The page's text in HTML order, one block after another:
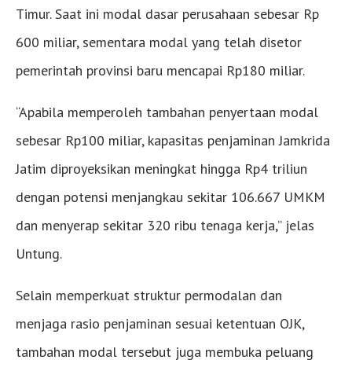
Timur. Saat ini modal dasar perusahaan sebesar Rp
600 miliar, sementara modal yang telah disetor
pemerintah provinsi baru mencapai Rp180 miliar.
“Apabila memperoleh tambahan penyertaan modal
sebesar Rp100 miliar, kapasitas penjaminan Jamkrida
Jatim diproyeksikan meningkat hingga Rp4 triliun
dengan potensi menjangkau sekitar 106.667 UMKM
dan menyerap sekitar 320 ribu tenaga kerja,” jelas
Untung.
Selain memperkuat struktur permodalan dan
menjaga rasio penjaminan sesuai ketentuan OJK,
tambahan modal tersebut juga membuka peluang